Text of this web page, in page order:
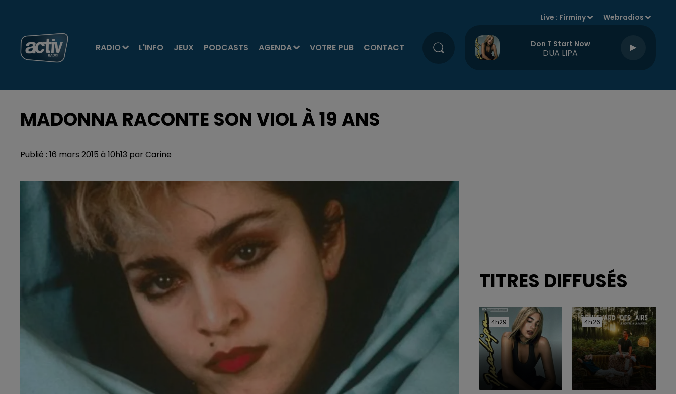
RADIO L'INFO JEUX PODCASTS AGENDA VOTRE PUB CONTACT
Live : Firminy Webradios
Don T Start Now
DUA LIPA
MADONNA RACONTE SON VIOL À 19 ANS
Publié : 16 mars 2015 à 10h13 par Carine
TITRES DIFFUSÉS
4h29
4h29 4h26
4h26